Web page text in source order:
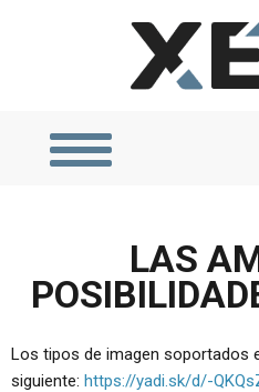
LAS
Los tipos de imagen soportados
siguiente: https://yadi.sk/d/-